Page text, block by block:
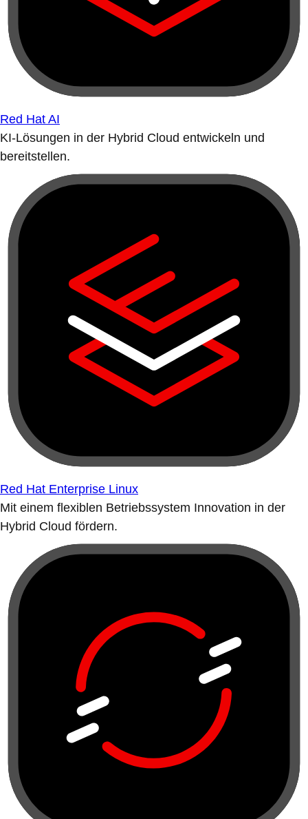
Red Hat AI
KI-Lösungen in der Hybrid Cloud entwickeln und
bereitstellen.
Red Hat Enterprise Linux
Mit einem flexiblen Betriebssystem Innovation in der
Hybrid Cloud fördern.